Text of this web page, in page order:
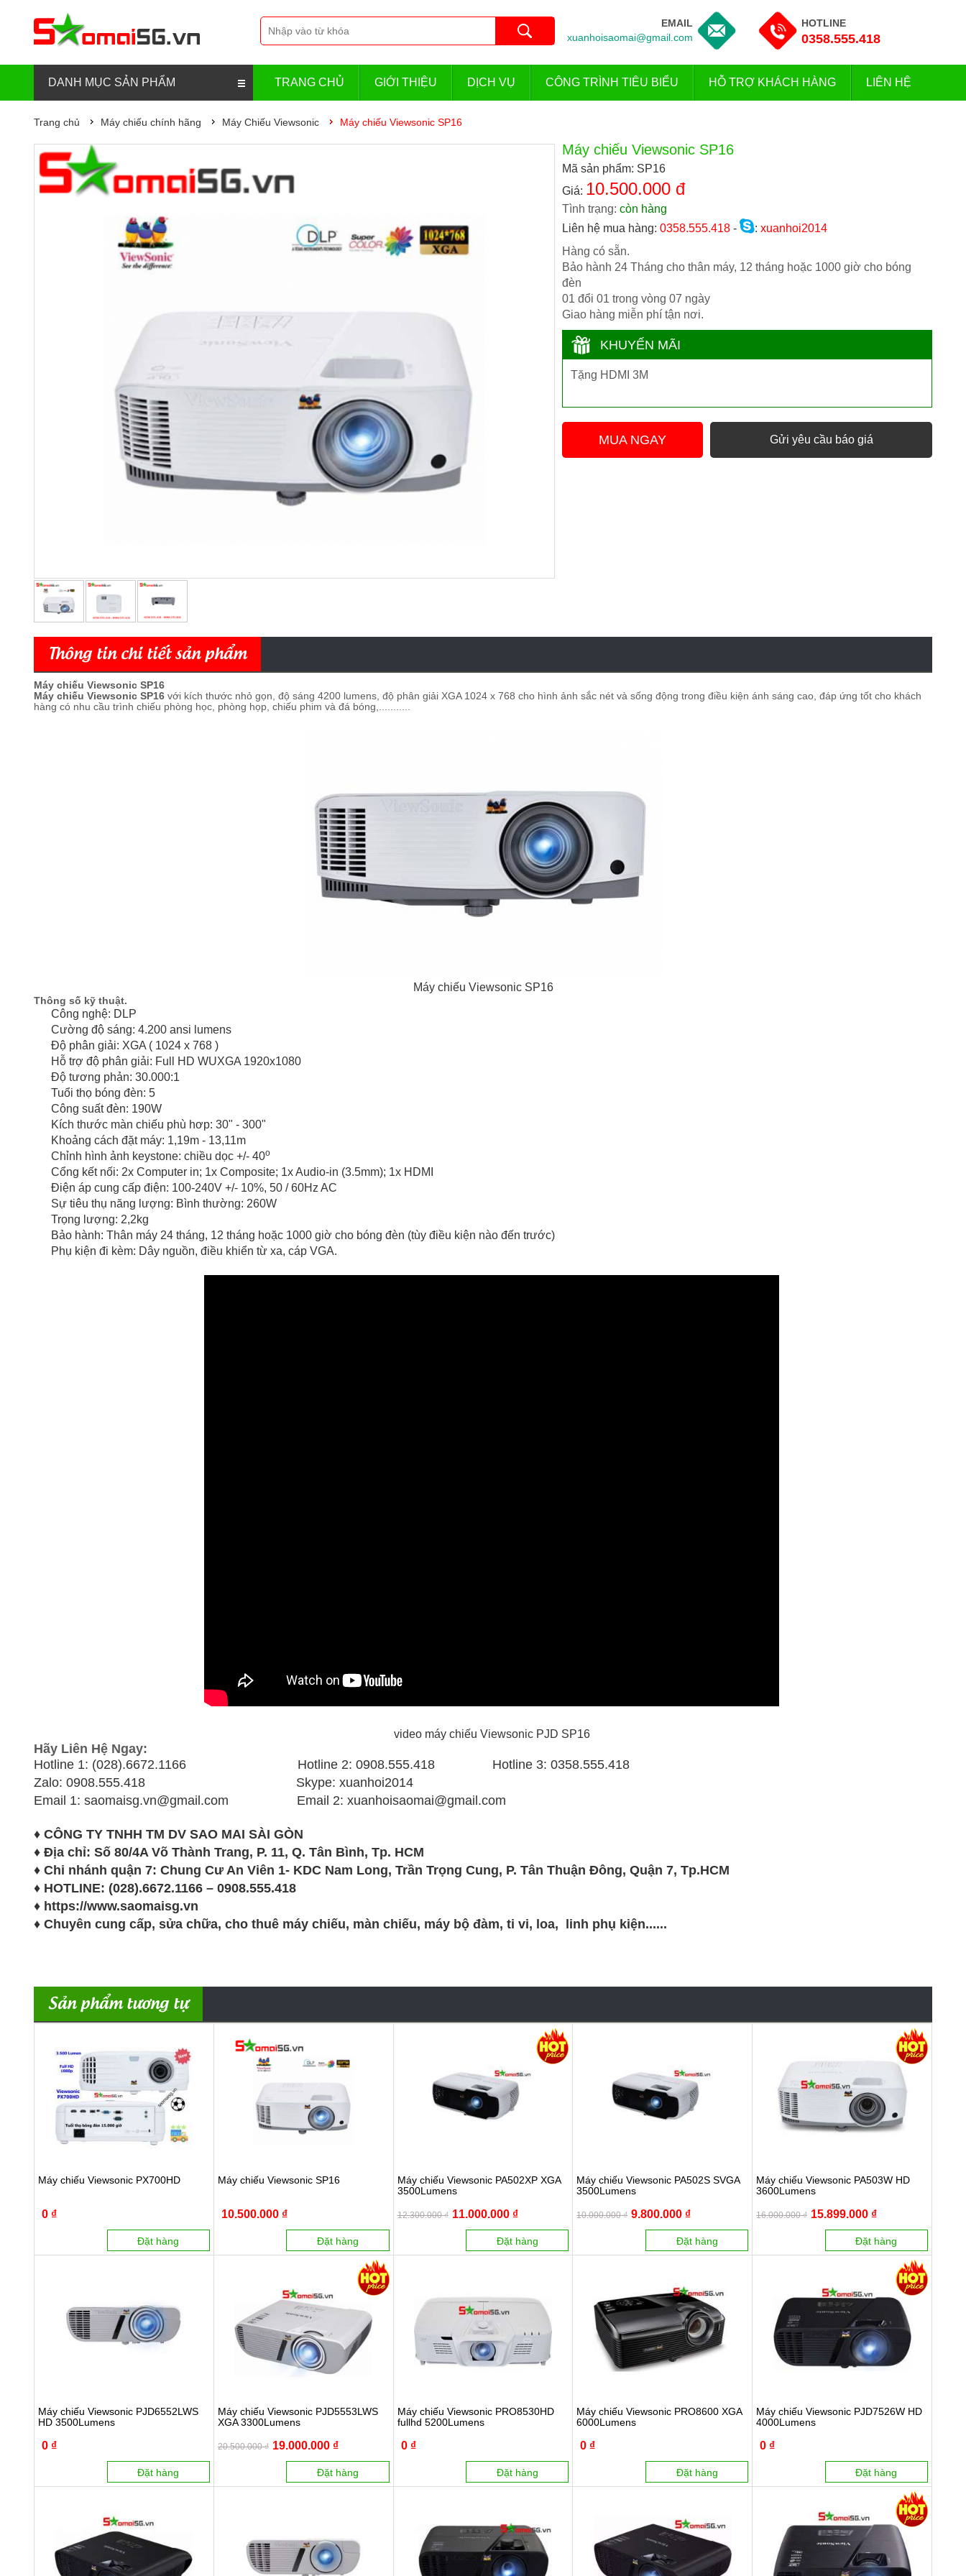
EMAIL
xuanhoisaomai@gmail.com
HOTLINE
0358.555.418
TRANG CHỦ GIỚI THIỆU DỊCH VỤ CÔNG TRÌNH TIÊU BIỂU HỖ TRỢ KHÁCH HÀNG LIÊN HỆ
DANH MỤC SẢN PHẨM
Trang chủ Máy chiếu chính hãng Máy Chiếu Viewsonic Máy chiếu Viewsonic SP16
Máy chiếu Viewsonic SP16
Mã sản phẩm: SP16
Giá: 10.500.000 đ
Tình trạng: còn hàng
Liên hệ mua hàng: 0358.555.418 - : xuanhoi2014
Hàng có sẵn.
Bảo hành 24 Tháng cho thân máy, 12 tháng hoặc 1000 giờ cho bóng
đèn
01 đổi 01 trong vòng 07 ngày
Giao hàng miễn phí tận nơi.
KHUYẾN MÃI
Tặng HDMI 3M
MUA NGAY Gửi yêu cầu báo giá
Thông tin chi tiết sản phẩm
Máy chiếu Viewsonic SP16
Máy chiếu Viewsonic SP16 với kích thước nhỏ gọn, độ sáng 4200 lumens, độ phân giải XGA 1024 x 768 cho hình ảnh sắc nét và sống động trong điều kiện ánh sáng cao, đáp ứng tốt cho khách
hàng có nhu cầu trình chiếu phòng học, phòng họp, chiếu phim và đá bóng,...........
Máy chiếu Viewsonic SP16
Thông số kỹ thuật.
Công nghệ: DLP
Cường độ sáng: 4.200 ansi lumens
Độ phân giải: XGA ( 1024 x 768 )
Hỗ trợ độ phân giải: Full HD WUXGA 1920x1080
Độ tương phản: 30.000:1
Tuổi thọ bóng đèn: 5
Công suất đèn: 190W
Kích thước màn chiếu phù hơp: 30" - 300"
Khoảng cách đặt máy: 1,19m - 13,11m
Chỉnh hình ảnh keystone: chiều dọc +/- 40o
Cổng kết nối: 2x Computer in; 1x Composite; 1x Audio-in (3.5mm); 1x HDMI
Điện áp cung cấp điện: 100-240V +/- 10%, 50 / 60Hz AC
Sự tiêu thụ năng lượng: Bình thường: 260W
Trọng lượng: 2,2kg
Bảo hành: Thân máy 24 tháng, 12 tháng hoặc 1000 giờ cho bóng đèn (tùy điều kiện nào đến trước)
Phụ kiện đi kèm: Dây nguồn, điều khiển từ xa, cáp VGA.
video máy chiếu Viewsonic PJD SP16
Hãy Liên Hệ Ngay:
Hotline 1: (028).6672.1166 Hotline 2: 0908.555.418 Hotline 3: 0358.555.418
Zalo: 0908.555.418 Skype: xuanhoi2014
Email 1: saomaisg.vn@gmail.com Email 2: xuanhoisaomai@gmail.com
♦ CÔNG TY TNHH TM DV SAO MAI SÀI GÒN
♦ Địa chỉ: Số 80/4A Võ Thành Trang, P. 11, Q. Tân Bình, Tp. HCM
♦ Chi nhánh quận 7: Chung Cư An Viên 1- KDC Nam Long, Trần Trọng Cung, P. Tân Thuận Đông, Quận 7, Tp.HCM
♦ HOTLINE: (028).6672.1166 – 0908.555.418
♦ https://www.saomaisg.vn
♦ Chuyên cung cấp, sửa chữa, cho thuê máy chiếu, màn chiếu, máy bộ đàm, ti vi, loa, linh phụ kiện......
Sản phẩm tương tự
Máy chiếu Viewsonic PX700HD
0 ₫
Đặt hàng
Máy chiếu Viewsonic SP16
10.500.000 ₫
Đặt hàng
Máy chiếu Viewsonic PA502XP XGA
3500Lumens
12.300.000 ₫ 11.000.000 ₫
Đặt hàng
Máy chiếu Viewsonic PA502S SVGA
3500Lumens
10.000.000 ₫ 9.800.000 ₫
Đặt hàng
Máy chiếu Viewsonic PA503W HD
3600Lumens
16.000.000 ₫ 15.899.000 ₫
Đặt hàng
Máy chiếu Viewsonic PJD6552LWS
HD 3500Lumens
0 ₫
Đặt hàng
Máy chiếu Viewsonic PJD5553LWS
XGA 3300Lumens
20.500.000 ₫ 19.000.000 ₫
Đặt hàng
Máy chiếu Viewsonic PRO8530HD
fullhd 5200Lumens
0 ₫
Đặt hàng
Máy chiếu Viewsonic PRO8600 XGA
6000Lumens
0 ₫
Đặt hàng
Máy chiếu Viewsonic PJD7526W HD
4000Lumens
0 ₫
Đặt hàng